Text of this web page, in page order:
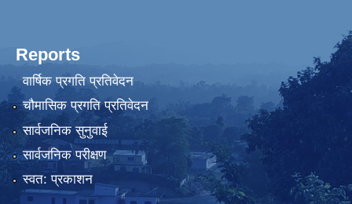
Reports
वार्षिक प्रगति प्रतिवेदन
चौमासिक प्रगति प्रतिवेदन
सार्वजनिक सुनुवाई
सार्वजनिक परीक्षण
स्वत: प्रकाशन